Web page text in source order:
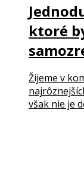
ktoré
Žijeme v
však nie je